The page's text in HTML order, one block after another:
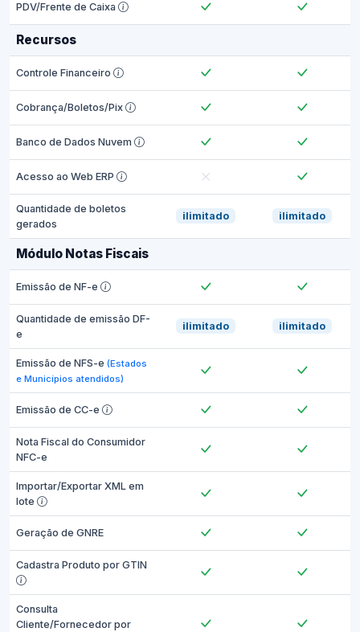
PDV/Frente de Caixa
Recursos
Controle Financeiro
Cobrança/Boletos/Pix
Banco de Dados Nuvem
Acesso ao Web ERP
Quantidade de boletos
gerados
ilimitado ilimitado
Módulo Notas Fiscais
Emissão de NF-e
Quantidade de emissão DF-
e
ilimitado ilimitado
Emissão de NFS-e (Estados
e Municípios atendidos)
Emissão de CC-e
Nota Fiscal do Consumidor
NFC-e
Importar/Exportar XML em
lote
Geração de GNRE
Cadastra Produto por GTIN
Consulta
Cliente/Fornecedor por